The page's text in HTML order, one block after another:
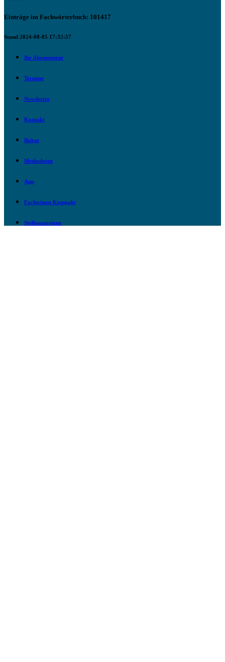
Einträge im Fachwörterbuch: 101417
Stand 2024-08-05 17:32:57
Ihr Abonnement
Termine
Newsletter
Kontakt
Beirat
Mediadaten
App
Fachwissen Kompakt
Stellenanzeigen